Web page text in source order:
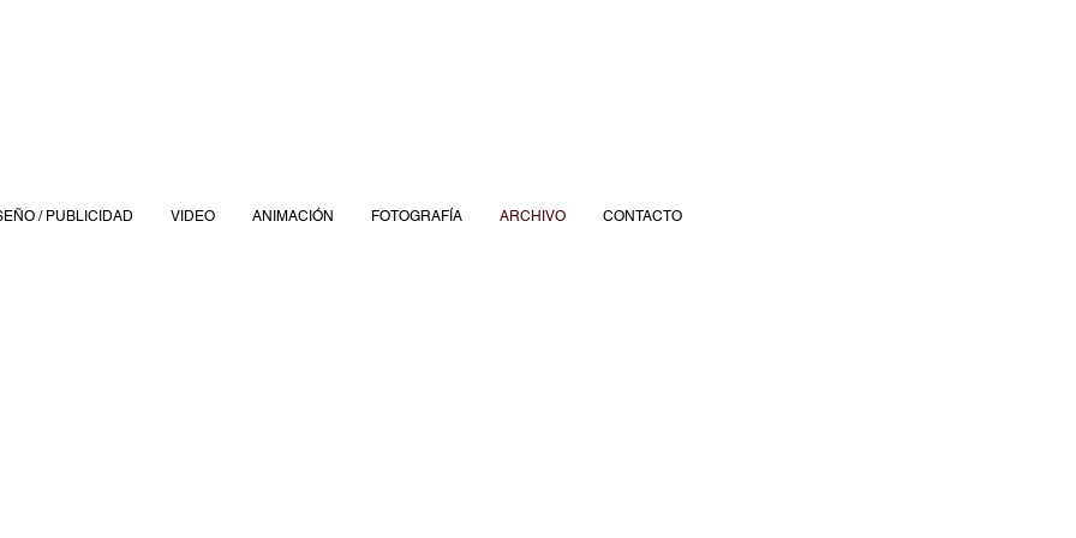
/ PUBLICIDAD VIDEO ANIMACIÓN FOTOGRAFÍA ARCHIVO CONTACTO